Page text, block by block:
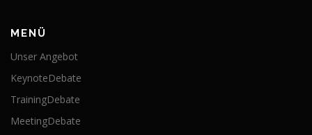
MENÜ
Unser Angebot
KeynoteDebate
TrainingDebate
MeetingDebate